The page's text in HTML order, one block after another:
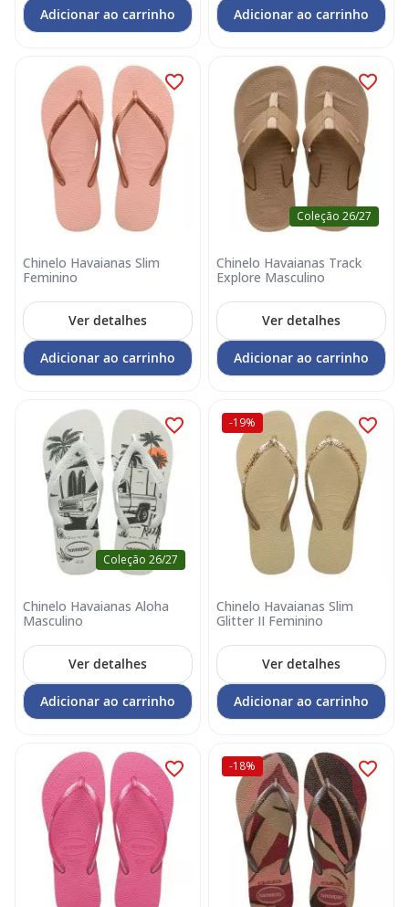
Adicionar ao carrinho Adicionar ao carrinho
Chinelo Havaianas Slim
Feminino
Ver detalhes
Adicionar ao carrinho
Coleção 26/27
Chinelo Havaianas Track
Explore Masculino
Ver detalhes
Adicionar ao carrinho
Coleção 26/27
Chinelo Havaianas Aloha
Masculino
Ver detalhes
Adicionar ao carrinho
-19%
Chinelo Havaianas Slim
Glitter II Feminino
Ver detalhes
Adicionar ao carrinho
-18%